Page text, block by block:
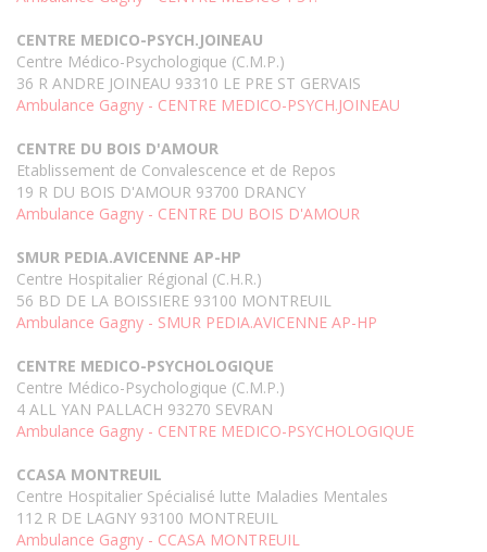
CENTRE MEDICO-PSYCH.JOINEAU
Centre Médico-Psychologique (C.M.P.)
36 R ANDRE JOINEAU 93310 LE PRE ST GERVAIS
Ambulance Gagny - CENTRE MEDICO-PSYCH.JOINEAU
CENTRE DU BOIS D'AMOUR
Etablissement de Convalescence et de Repos
19 R DU BOIS D'AMOUR 93700 DRANCY
Ambulance Gagny - CENTRE DU BOIS D'AMOUR
SMUR PEDIA.AVICENNE AP-HP
Centre Hospitalier Régional (C.H.R.)
56 BD DE LA BOISSIERE 93100 MONTREUIL
Ambulance Gagny - SMUR PEDIA.AVICENNE AP-HP
CENTRE MEDICO-PSYCHOLOGIQUE
Centre Médico-Psychologique (C.M.P.)
4 ALL YAN PALLACH 93270 SEVRAN
Ambulance Gagny - CENTRE MEDICO-PSYCHOLOGIQUE
CCASA MONTREUIL
Centre Hospitalier Spécialisé lutte Maladies Mentales
112 R DE LAGNY 93100 MONTREUIL
Ambulance Gagny - CCASA MONTREUIL